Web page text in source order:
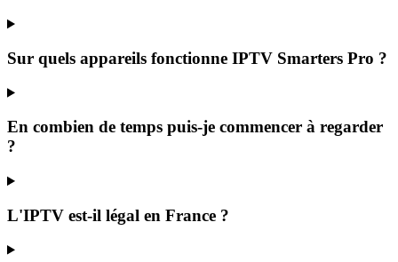
Sur quels appareils fonctionne IPTV Smarters Pro ?
En combien de temps puis-je commencer à regarder
?
L'IPTV est-il légal en France ?